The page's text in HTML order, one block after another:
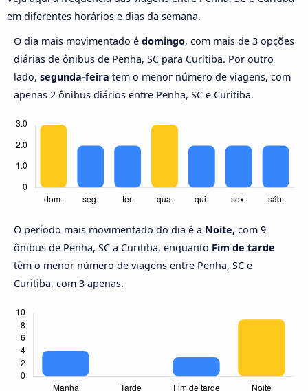
em diferentes horários e dias da semana.
O dia mais movimentado é domingo, com mais de 3 opções
diárias de ônibus de Penha, SC para Curitiba. Por outro
lado, segunda-feira tem o menor número de viagens, com
apenas 2 ônibus diários entre Penha, SC e Curitiba.
O período mais movimentado do dia é a Noite, com 9
ônibus de Penha, SC a Curitiba, enquanto Fim de tarde
têm o menor número de viagens entre Penha, SC e
Curitiba, com 3 apenas.